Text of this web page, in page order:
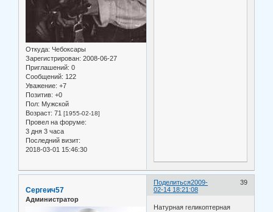
Откуда: Чебоксары
Зарегистрирован: 2008-06-27
Приглашений: 0
Сообщений: 122
Уважение: +7
Позитив: +0
Пол: Мужской
Возраст: 71 [1955-02-18]
Провел на форуме:
3 дня 3 часа
Последний визит:
2018-03-01 15:46:30
Поделиться 39
2009-
02-14 18:21:08
Сергеич57
Администратор
Натурная геликоптерная